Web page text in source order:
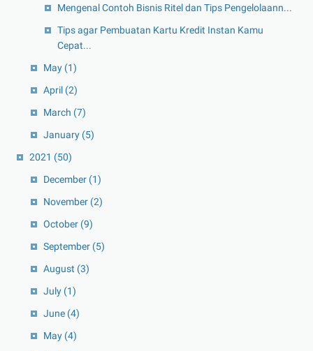
Mengenal Contoh Bisnis Ritel dan Tips Pengelolaann...
Tips agar Pembuatan Kartu Kredit Instan Kamu
Cepat...
May (1)
April (2)
March (7)
January (5)
2021 (50)
December (1)
November (2)
October (9)
September (5)
August (3)
July (1)
June (4)
May (4)